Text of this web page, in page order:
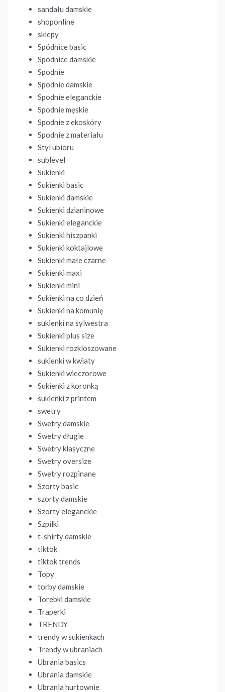
sandału damskie
shoponline
sklepy
Spódnice basic
Spódnice damskie
Spodnie
Spodnie damskie
Spodnie eleganckie
Spodnie męskie
Spodnie z ekoskóry
Spodnie z materiału
Styl ubioru
sublevel
Sukienki
Sukienki basic
Sukienki damskie
Sukienki dzianinowe
Sukienki eleganckie
Sukienki hiszpanki
Sukienki koktajlowe
Sukienki małe czarne
Sukienki maxi
Sukienki mini
Sukienki na co dzień
Sukienki na komunię
sukienki na sylwestra
Sukienki plus size
Sukienki rozkloszowane
sukienki w kwiaty
Sukienki wieczorowe
Sukienki z koronką
sukienki z printem
swetry
Swetry damskie
Swetry długie
Swetry klasyczne
Swetry oversize
Swetry rozpinane
Szorty basic
szorty damskie
Szorty eleganckie
Szpilki
t-shirty damskie
tiktok
tiktok trends
Topy
torby damskie
Torebki damskie
Traperki
TRENDY
trendy w sukienkach
Trendy w ubraniach
Ubrania basics
Ubrania damskie
Ubrania hurtownie